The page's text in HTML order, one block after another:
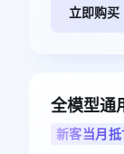
立即购买
全模型通
新客当月